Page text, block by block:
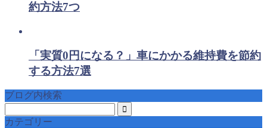
約方法7つ
「実質0円になる？」車にかかる維持費を節約
する方法7選
ブログ内検索
カテゴリー